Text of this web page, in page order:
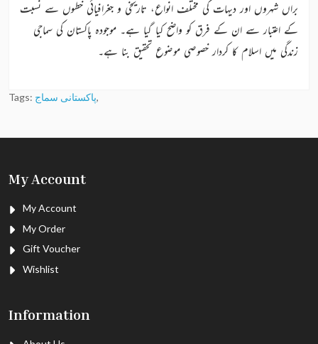
براں شہروں اور دیہات کی مختلف انواع، تاریخی و جغرافیائی خطوں سے نسبت
کے اعتبار سے ان کے فرق کو واضح کیا گیا ہے۔ موجودہ پاکستان کی سماجی
زندگی میں اسلام کا کردار خصوصی موضوع تحقیق بنا ہے۔
Tags: پاکستانی سماج,
My Account
My Account
My Order
Gift Voucher
Wishlist
Information